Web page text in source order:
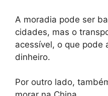
A moradia pode ser
cidades, mas o
acessível, o que pode
dinheiro.
Por outro lado,